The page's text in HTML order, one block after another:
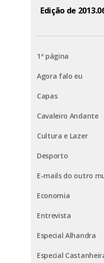
Edição de
1ª página
Agora falo eu
Capas
Cavaleiro Andante
Cultura e Lazer
Desporto
E-mails do outro
Economia
Entrevista
Especial Alhandra
Especial